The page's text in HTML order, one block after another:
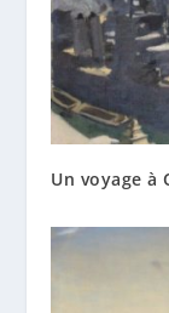
Un voyage à